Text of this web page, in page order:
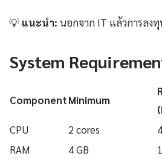
💡 แนะนำ: นอกจาก IT แล้วการลง
System
ComponentMinimum
CPU
2 cores
RAM
4 GB